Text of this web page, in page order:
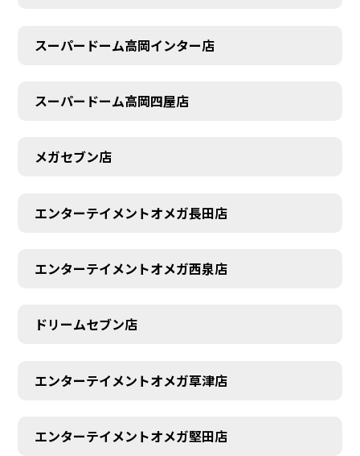
スーパードーム高岡インター店
スーパードーム高岡四屋店
メガセブン店
エンターテイメントオメガ長田店
エンターテイメントオメガ西泉店
ドリームセブン店
エンターテイメントオメガ草津店
エンターテイメントオメガ堅田店